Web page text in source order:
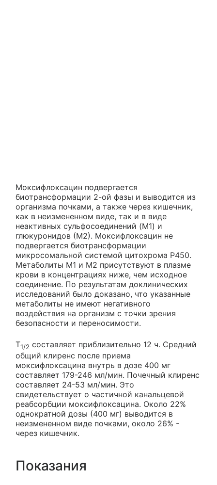
Моксифлоксацин подвергается
биотрансформации 2-ой фазы и выводится из
организма почками, а также через кишечник,
как в неизмененном виде, так и в виде
неактивных сульфосоединений (M1) и
глюкуронидов (М2). Моксифлоксацин не
подвергается биотрансформации
микросомальной системой цитохрома Р450.
Метаболиты M1 и М2 присутствуют в плазме
крови в концентрациях ниже, чем исходное
соединение. По результатам доклинических
исследований было доказано, что указанные
метаболиты не имеют негативного
воздействия на организм с точки зрения
безопасности и переносимости.
T1/2 составляет приблизительно 12 ч. Средний
общий клиренс после приема
моксифлоксацина внутрь в дозе 400 мг
составляет 179-246 мл/мин. Почечный клиренс
составляет 24-53 мл/мин. Это
свидетельствует о частичной канальцевой
реабсорбции моксифлоксацина. Около 22%
однократной дозы (400 мг) выводится в
неизмененном виде почками, около 26% -
через кишечник.
Показания